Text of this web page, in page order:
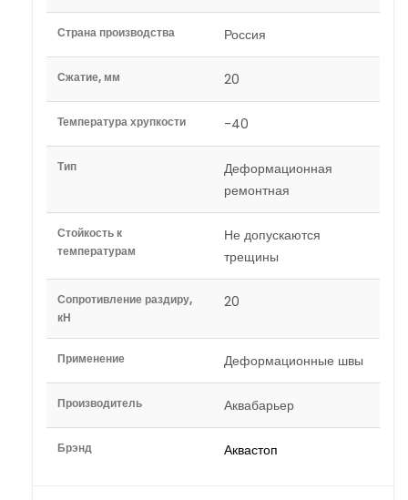
Страна производства Россия
Сжатие, мм 20
Температура хрупкости -40
Тип
Деформационная
ремонтная
Стойкость к
температурам
Не допускаются
трещины
Сопротивление раздиру,
кН
20
Применение Деформационные швы
Производитель Аквабарьер
Брэнд Аквастоп